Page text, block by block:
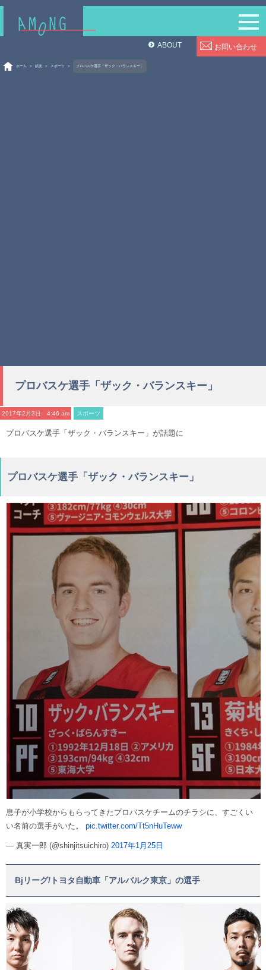
お問い合わせ
ABOUT
ホーム > 娯楽 > スポーツ > プロバスケ選手「ザック・バランスキー」
プロバスケ選手「ザック・バランスキー」
2017年2月3日 4:46 am スポーツ
プロバスケ選手「ザック・バランスキー」が話題に
プロバスケ選手「ザック・バランスキー」
息子が小学校からもらってきたプロバスケチームのチラシに、すごくい
い名前の選手がいた。 pic.twitter.com/Tt5nHuTeww
— 真実一郎 (@shinjitsuichiro) 2017年1月25日
Bjリーグ/トヨタ自動車「アルバルク東京」の選手